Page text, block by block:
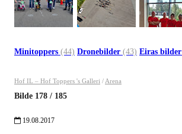
Minitoppers (44) Dronebilder (43) Eiras bilder
Hof IL – Hof Toppers 's Galleri / Arena
Bilde 178 / 185
19.08.2017